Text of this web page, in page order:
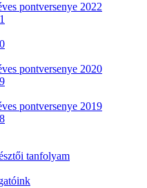
pontversenye 2022
pontversenye 2020
pontversenye 2019
tanfolyam